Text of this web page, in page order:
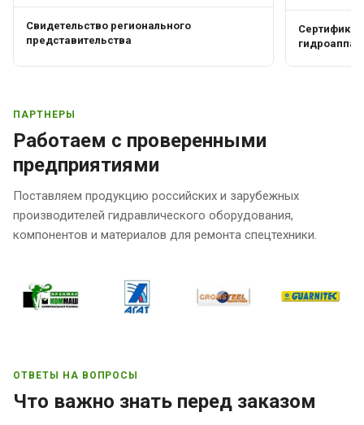
Свидетельство регионального
представительства
Сертификат
ПАРТНЕРЫ
Работаем с проверенными
предприятиями
Поставляем продукцию российских и зарубежных
производителей гидравлического оборудования,
компонентов и материалов для ремонта спецтехники.
ОТВЕТЫ НА ВОПРОСЫ
Что важно знать перед заказом